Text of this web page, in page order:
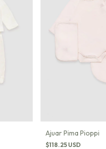
Ajuar Pima Pioppi
$118.25 USD